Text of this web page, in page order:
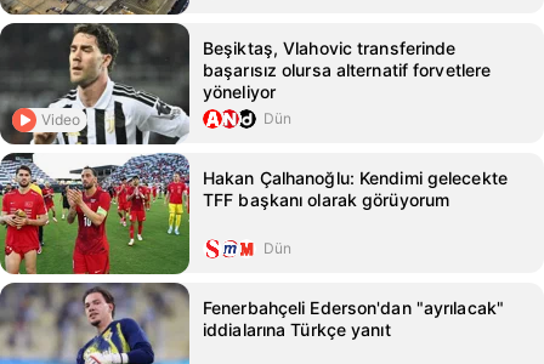
Video
Beşiktaş, Vlahovic transferinde
başarısız olursa alternatif forvetlere
yöneliyor
Dün
Hakan Çalhanoğlu: Kendimi gelecekte
TFF başkanı olarak görüyorum
Dün
Fenerbahçeli Ederson'dan "ayrılacak"
iddialarına Türkçe yanıt